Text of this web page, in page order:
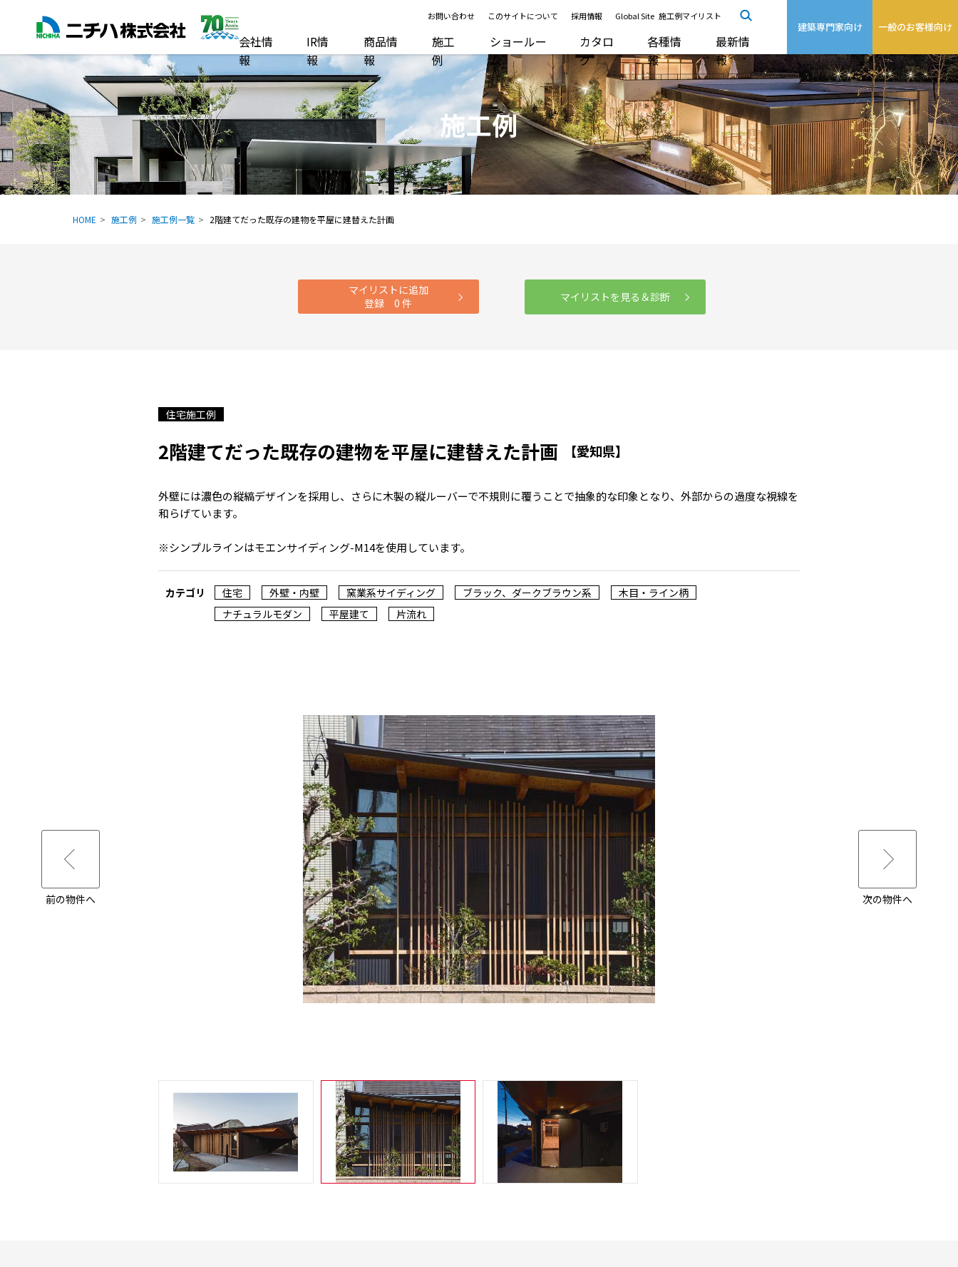
お問い合わせ このサイトについて 採用情報 Global Site 施工例マイリスト
会社情
報
IR情
報
商品情
報
施工
例
ショールー
ム
カタロ
グ
各種情
報
最新情
報
建築専門家向け 一般のお客様向け
施工例
HOME 施工例 施工例一覧 2階建てだった既存の建物を平屋に建替えた計画
マイリストに追加
登録0 件 マイリストを見る＆診断
住宅施工例
2階建てだった既存の建物を平屋に建替えた計画 【愛知県】
外壁には濃色の縦縞デザインを採用し、さらに木製の縦ルーバーで不規則に覆うことで抽象的な印象となり、外部からの過度な視線を
和らげています。
※シンプルラインはモエンサイディング-M14を使用しています。
カテゴリ 住宅 外壁・内壁 窯業系サイディング ブラック、ダークブラウン系
木目・ライン柄
ナチュラルモダン
平屋建て 片流れ
前の物件へ 次の物件へ